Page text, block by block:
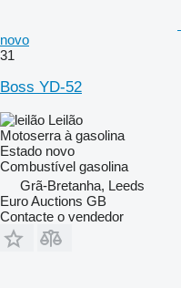
novo
31
Boss YD-52
Leilão
Motoserra à gasolina
Estado novo
Combustível gasolina
Grã-Bretanha, Leeds
Euro Auctions GB
Contacte o vendedor